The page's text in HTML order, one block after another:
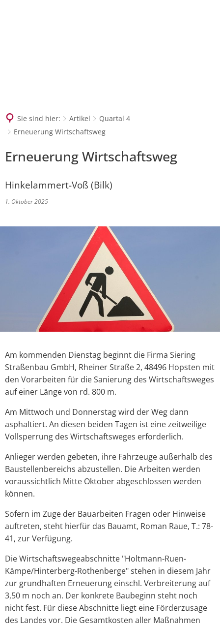
Sie sind hier: Artikel
Quartal 4
Erneuerung Wirtschaftsweg
Erneuerung Wirtschaftsweg
Hinkelammert-Voß (Bilk)
1. Oktober 2025
Am kommenden Dienstag beginnt die Firma Siering
Straßenbau GmbH, Rheiner Straße 2, 48496 Hopsten mit
den Vorarbeiten für die Sanierung des Wirtschaftsweges
auf einer Länge von rd. 800 m.
Am Mittwoch und Donnerstag wird der Weg dann
asphaltiert. An diesen beiden Tagen ist eine zeitweilige
Vollsperrung des Wirtschaftsweges erforderlich.
Anlieger werden gebeten, ihre Fahrzeuge außerhalb des
Baustellenbereichs abzustellen. Die Arbeiten werden
voraussichtlich Mitte Oktober abgeschlossen werden
können.
Sofern im Zuge der Bauarbeiten Fragen oder Hinweise
auftreten, steht hierfür das Bauamt, Roman Raue, T.: 78-
41, zur Verfügung.
Die Wirtschaftswegeabschnitte "Holtmann-Ruen-
Kämpe/Hinterberg-Rothenberge" stehen in diesem Jahr
zur grundhaften Erneuerung einschl. Verbreiterung auf
3,50 m noch an. Der konkrete Baubeginn steht noch
nicht fest. Für diese Abschnitte liegt eine Förderzusage
des Landes vor. Die Gesamtkosten aller Maßnahmen